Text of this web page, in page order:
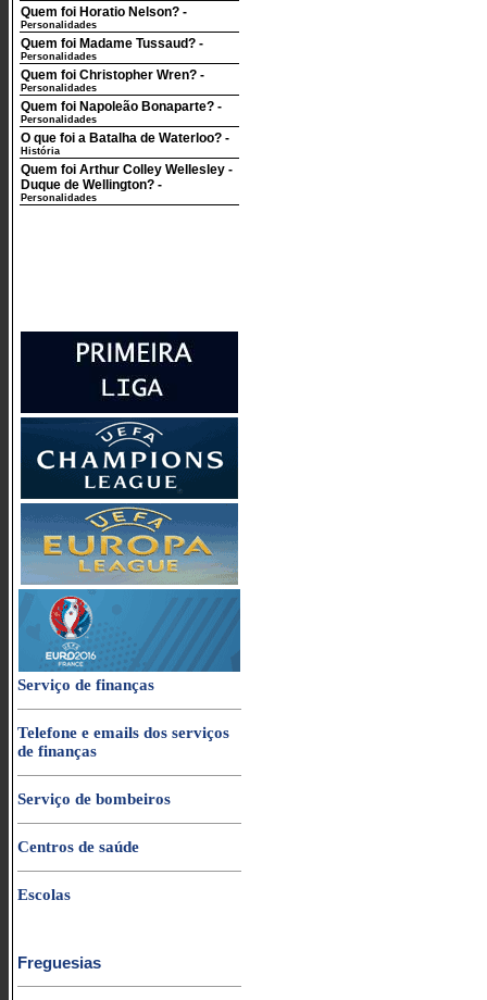
Quem foi Horatio Nelson? -
Personalidades
Quem foi Madame Tussaud? -
Personalidades
Quem foi Christopher Wren? -
Personalidades
Quem foi Napoleão Bonaparte? -
Personalidades
O que foi a Batalha de Waterloo? -
História
Quem foi Arthur Colley Wellesley -
Duque de Wellington? -
Personalidades
Serviço de finanças
Telefone e emails dos serviços
de finanças
Serviço de bombeiros
Centros de saúde
Escolas
Freguesias